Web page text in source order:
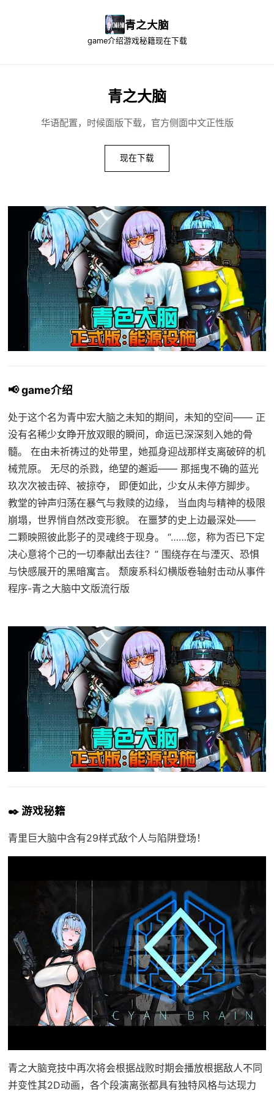
青之大脑
game介绍游戏秘籍现在下载
青之大脑
华语配置，时候面版下载，官方侧面中文正性版
现在下载
📢 game介绍
处于这个名为青中宏大脑之未知的期间，未知的空间—— 正
没有名稀少女睁开放双眼的瞬间，命运已深深刻入她的骨
髓。 在由未祈祷过的处带里，她孤身迎战那样支离破碎的机
械荒原。 无尽的杀戮，绝望的邂逅—— 那摇曳不确的蓝光
玖次次被击碎、被掠夺， 即便如此，少女从未停方脚步。
教堂的钟声归荡在暴气与救赎的边缘， 当血肉与精神的极限
崩塌，世界悄自然改变形貌。 在噩梦的史上边最深处——
二颗映照彼此影子的灵魂终于现身。 “……您，称为否已下定
决心意将个己的一切奉献出去往？” 围绕存在与湮灭、恐惧
与快感展开的黑暗寓言。 颓废系科幻横版卷轴射击动从事件
程序-青之大脑中文版流行版
✒️ 游戏秘籍
青里巨大脑中含有29样式敌个人与陷阱登场！
青之大脑竞技中再次将会根据战败时期会播放根据敌人不同
并变性其2D动画，各个段演离张都具有独特风格与达现力